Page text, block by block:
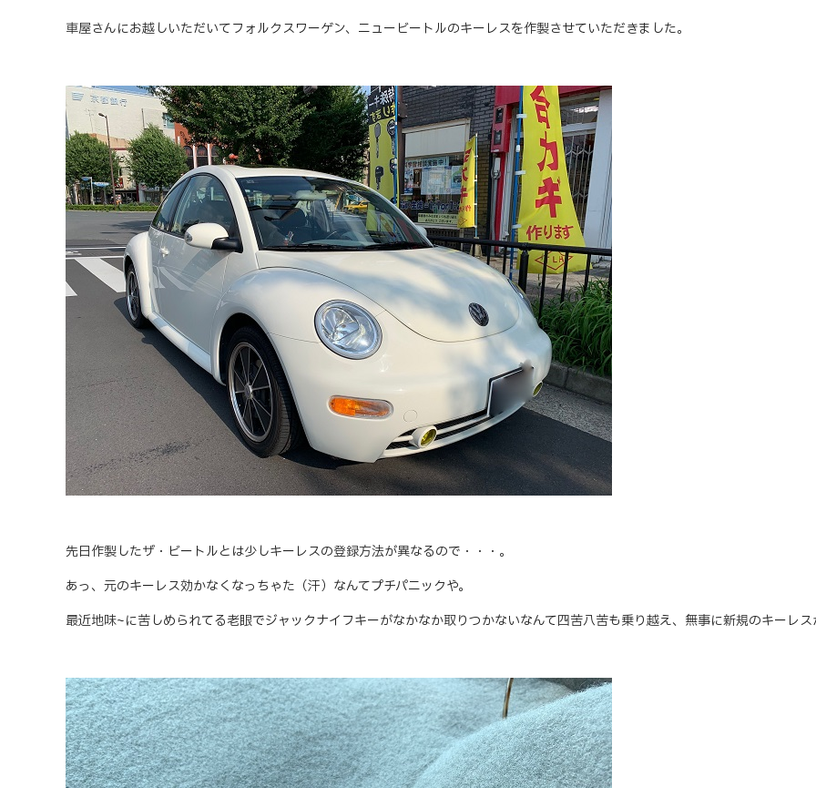
車屋さんにお越しいただいてフォルクスワーゲン、ニュービートルのキーレスを作製させていただきました。
先日作製したザ・ビートルとは少しキーレスの登録方法が異なるので・・・。
あっ、元のキーレス効かなくなっちゃた（汗）なんてプチパニックや。
最近地味~に苦しめられてる老眼でジャックナイフキーがなかなか取りつかないなんて四苦八苦も乗り越え、無事に新規のキーレス